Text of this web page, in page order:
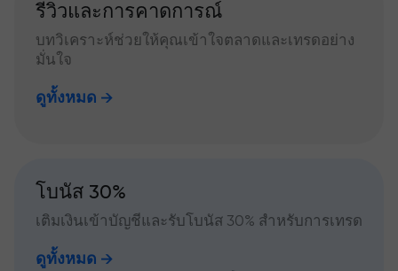
รีวิวและการคาดการณ์
บทวิเคราะห์ช่วยให้คุณเข้าใจตลาดและเทรดอย่าง
มั่นใจ
ดูทั้งหมด
โบนัส 30%
เติมเงินเข้าบัญชีและรับโบนัส 30% สำหรับการเทรด
ดูทั้งหมด